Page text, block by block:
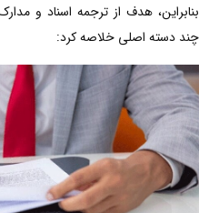
بنابراین، هدف از ترجمه اسناد و
چند دسته اصلی خلاصه کرد: